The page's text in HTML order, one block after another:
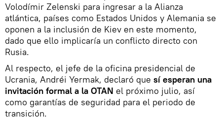
Volodímir Zelenski para ingresar a la Alianza
atlántica, países como Estados Unidos y Alemania se
oponen a la inclusión de Kiev en este momento,
dado que ello implicaría un conflicto directo con
Rusia.
Al respecto, el jefe de la oficina presidencial de
Ucrania, Andréi Yermak, declaró que sí esperan una
invitación formal a la OTAN el próximo julio, así
como garantías de seguridad para el periodo de
transición.